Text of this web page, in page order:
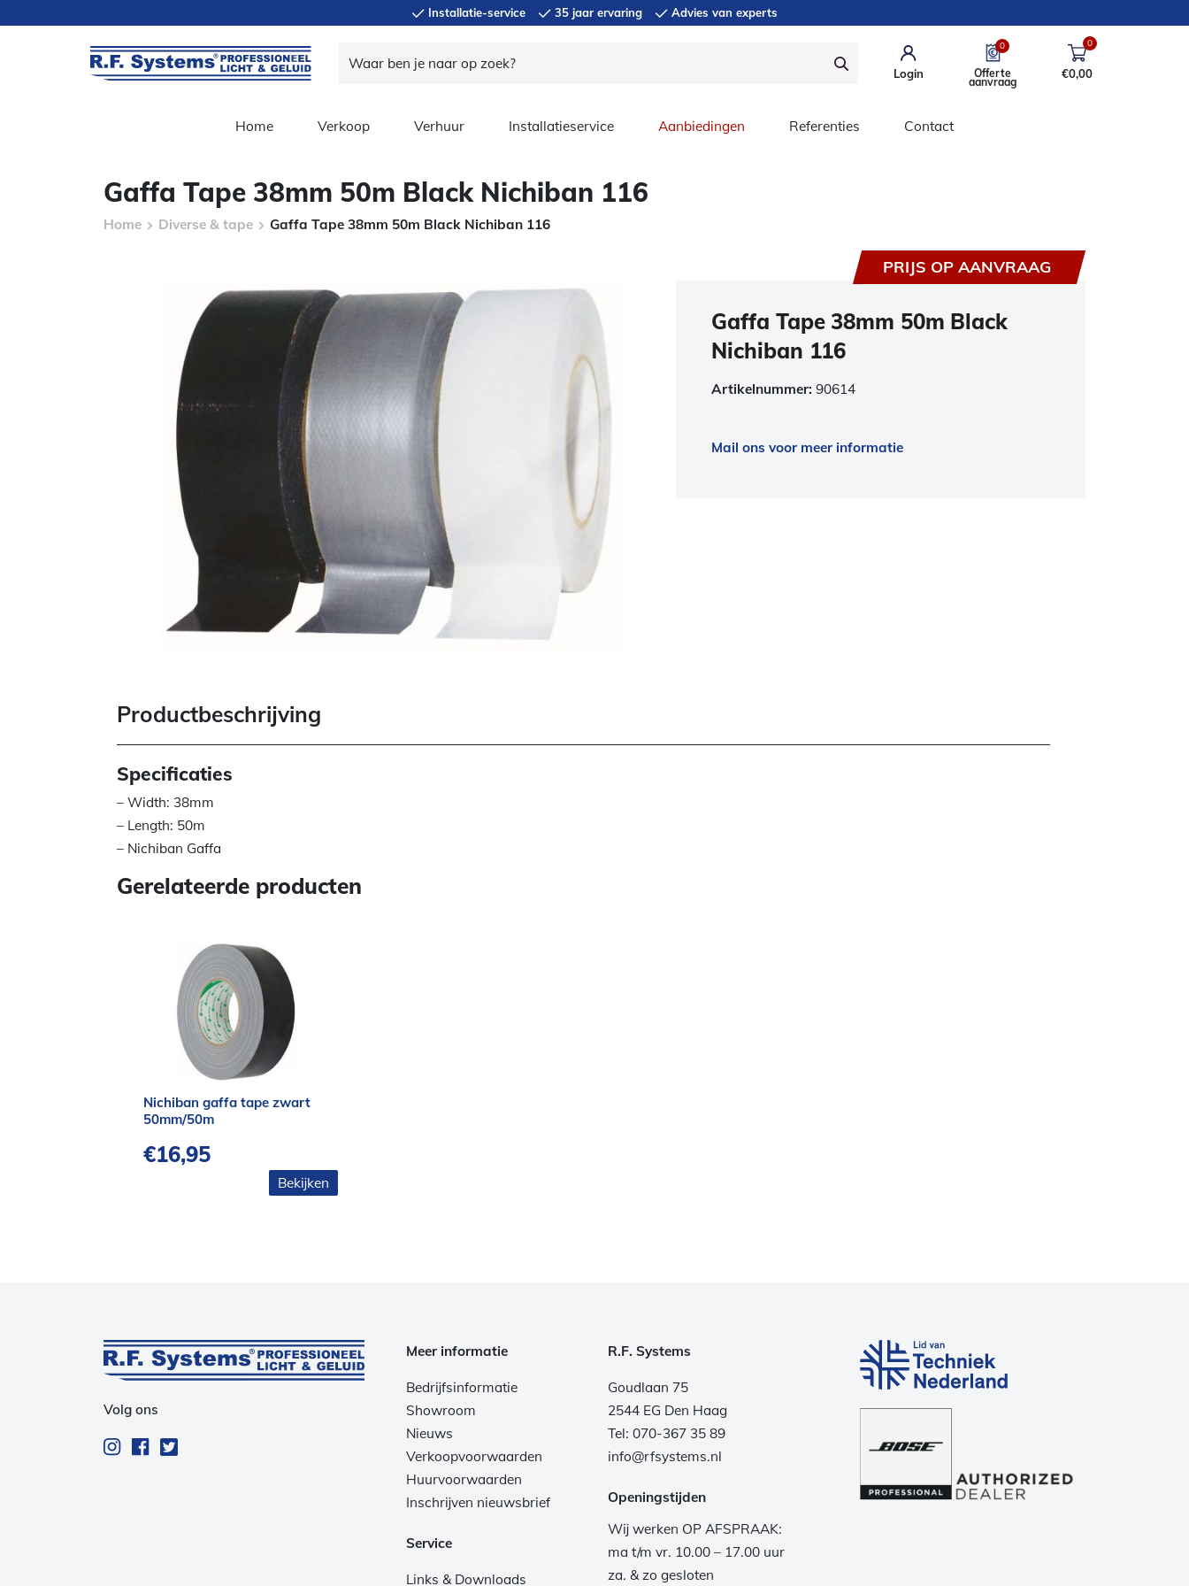
Installatie-service 35 jaar ervaring Advies van experts
Login
0
Offerte
aanvraag
0
€0,00
Home Verkoop Verhuur Installatieservice Aanbiedingen Referenties Contact
Gaffa Tape 38mm 50m Black Nichiban 116
Home Diverse & tape Gaffa Tape 38mm 50m Black Nichiban 116
PRIJS OP AANVRAAG
Gaffa Tape 38mm 50m Black
Nichiban 116
Artikelnummer:90614
Mail ons voor meer informatie
Productbeschrijving
Specificaties
– Width: 38mm
– Length: 50m
– Nichiban Gaffa
Gerelateerde producten
Nichiban gaffa tape zwart
50mm/50m
€16,95
Bekijken
Volg ons
Meer informatie
Bedrijfsinformatie
Showroom
Nieuws
Verkoopvoorwaarden
Huurvoorwaarden
Inschrijven nieuwsbrief
Service
Links & Downloads
R.F. Systems
Goudlaan 75
2544 EG Den Haag
Tel: 070-367 35 89
info@rfsystems.nl
Openingstijden
Wij werken OP AFSPRAAK:
ma t/m vr. 10.00 – 17.00 uur
za. & zo gesloten